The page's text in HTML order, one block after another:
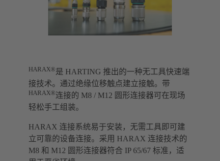
HARAX®是 HARTING 推出的一种无工具快速端
接技术。通过绝缘位移触点建立接触。带
HARAX®连接的 M8 / M12 圆形连接器可在现场
轻松手工组装。
HARAX 连接系统易于安装，无需工具即可建
立可靠的设备连接。采用 HARAX 连接技术的
M8 和 M12 圆形连接器符合 IP 65/67 标准，适